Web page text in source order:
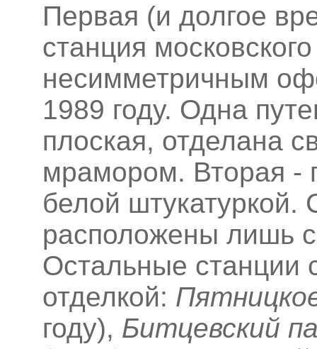
Первая (и долгое
станция
несимметричным
1989 году. Одна
плоская, отделана
мрамором. Вторая -
белой штукатуркой.
расположены лишь
Остальные станции
отделкой:
году), Битцевский